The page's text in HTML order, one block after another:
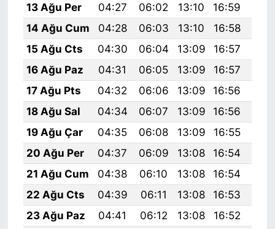
13 Ağu Per
04:27 06:02 13:10 16:59
14 Ağu Cum
04:28 06:03 13:10 16:58
15 Ağu Cts
04:30 06:04 13:09 16:57
16 Ağu Paz
04:31 06:05 13:09 16:57
17 Ağu Pts
04:32 06:06 13:09 16:56
18 Ağu Sal
04:34 06:07 13:09 16:56
19 Ağu Çar
04:35 06:08 13:09 16:55
20 Ağu Per
04:37 06:09 13:08 16:54
21 Ağu Cum
04:38 06:10 13:08 16:54
22 Ağu Cts
04:39 06:11 13:08 16:53
23 Ağu Paz
04:41 06:12 13:08 16:52